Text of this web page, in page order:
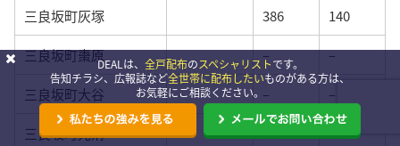
三良坂町灰塚 386 140
三良坂町棗原 – –
三良坂町大谷 – –
三良坂町光清 44 15
DEALは、 全戸配布のスペシャリストです。
告知チラシ、広報誌など全世帯に配布したいものがある方は、
お気軽にご相談ください。